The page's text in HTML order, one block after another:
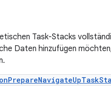
Task-Stacks
Daten hinzufügen